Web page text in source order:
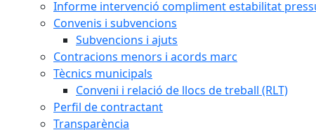
Informe intervenció compliment estabilitat
Convenis i subvencions
Subvencions i ajuts
Contracions menors i acords marc
Tècnics municipals
Conveni i relació de llocs de treball (RLT)
Perfil de contractant
Transparència